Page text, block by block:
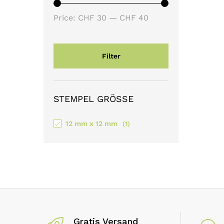
Filter
Price: CHF 30 — CHF 40
STEMPEL GRÖSSE
12 mm x 12 mm (1)
Gratis Versand